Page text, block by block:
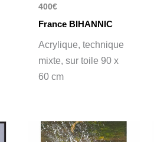
400€
France BIHANNIC
Acrylique, technique
mixte, sur toile 90 x
60 cm